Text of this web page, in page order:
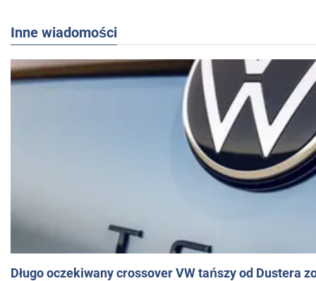
Inne wiadomości
Długo oczekiwany crossover VW tańszy od Dustera